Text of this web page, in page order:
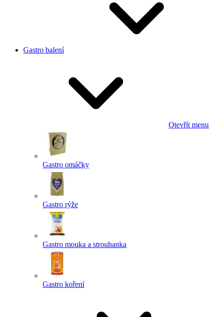
Gastro balení
Otevřít menu
Gastro omáčky
Gastro rýže
Gastro mouka a strouhanka
Gastro koření